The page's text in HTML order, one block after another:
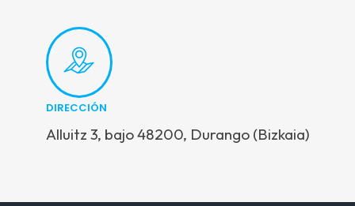
DIRECCIÓN
Alluitz 3, bajo 48200, Durango (Bizkaia)